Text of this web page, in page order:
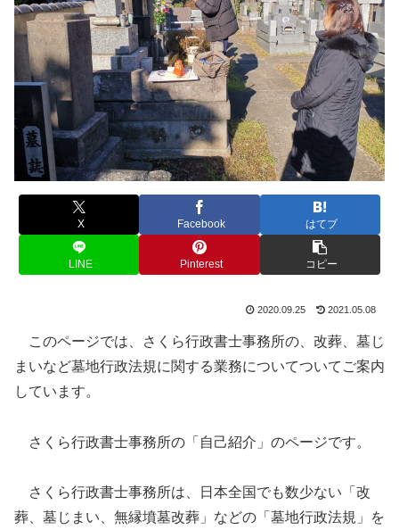
X Facebook はてブ
LINE Pinterest コピー
2020.09.25 2021.05.08
このページでは、さくら行政書士事務所の、改葬、墓じ
まいなど墓地行政法規に関する業務についてついてご案内
しています。
さくら行政書士事務所の「自己紹介」のページです。
さくら行政書士事務所は、日本全国でも数少ない「改
葬、墓じまい、無縁墳墓改葬」などの「墓地行政法規」を